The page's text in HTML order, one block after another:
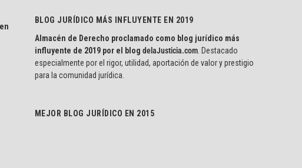
BLOG JURÍDICO MÁS INFLUYENTE EN 2019
Almacén de Derecho proclamado como blog jurídico más
influyente de 2019 por el blog delaJusticia.com. Destacado
especialmente por el rigor, utilidad, aportación de valor y prestigio
para la comunidad jurídica.
MEJOR BLOG JURÍDICO EN 2015